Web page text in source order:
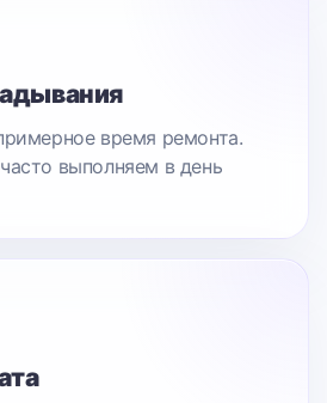
время ремонта.
выполняем в день